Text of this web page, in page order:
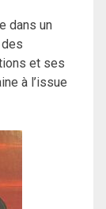
dans un
et ses
à l’issue